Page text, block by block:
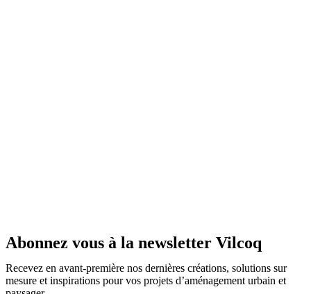
Abonnez vous à la newsletter Vilcoq
Recevez en avant-première nos dernières créations, solutions sur
mesure et inspirations pour vos projets d’aménagement urbain et